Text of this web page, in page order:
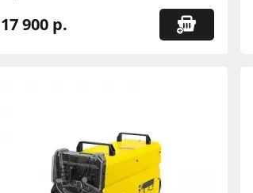
17 900 р.